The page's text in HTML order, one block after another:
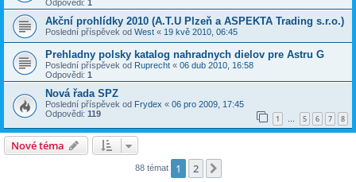
Odpovědi: 1
Akční prohlídky 2010 (A.T.U Plzeň a ASPEKTA Trading s.r.o.)
Poslední příspěvek od West « 19 kvě 2010, 06:45
Prehladny polsky katalog nahradnych dielov pre Astru G
Poslední příspěvek od Ruprecht « 06 dub 2010, 16:58
Odpovědi: 1
Nová řada SPZ
Poslední příspěvek od Frydex « 06 pro 2009, 17:45
Odpovědi: 119 1 … 5 6 7 8
Nové téma
88 témat 1 2